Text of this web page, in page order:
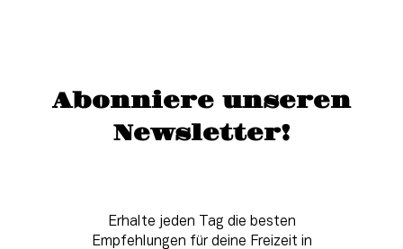
Abonniere unseren
Newsletter!
Erhalte jeden Tag die besten
Empfehlungen für deine Freizeit in